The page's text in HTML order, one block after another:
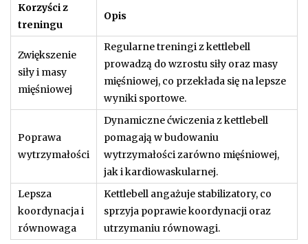
Korzyści z
treningu
Opis
Zwiększenie
siły i masy
mięśniowej
Regularne treningi z kettlebell
prowadzą do wzrostu siły oraz masy
mięśniowej, co przekłada się na lepsze
wyniki sportowe.
Poprawa
wytrzymałości
Dynamiczne ćwiczenia z kettlebell
pomagają w budowaniu
wytrzymałości zarówno mięśniowej,
jak i kardiowaskularnej.
Lepsza
koordynacja i
równowaga
Kettlebell angażuje stabilizatory, co
sprzyja poprawie koordynacji oraz
utrzymaniu równowagi.